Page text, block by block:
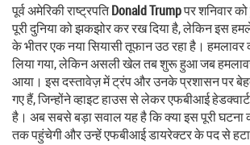
पूर्व अमेरिकी राष्ट्रपतिDonald Trumpपर शनिवार
पूरी दुनिया को झकझोर कर रख दिया है, लेकिन इस
के भीतर एक नया सियासी तूफान उठ रहा है। हमलावर
लिया गया, लेकिन असली खेल तब शुरू हुआ जब
आया। इस दस्तावेज़ में ट्रंप और उनके प्रशासन पर
गए हैं, जिन्होंने व्हाइट हाउस से लेकर एफबीआई
है। अब सबसे बड़ा सवाल यह है कि क्या इस पूरी
तक पहुंचेगी और उन्हें एफबीआई डायरेक्टर के पद से